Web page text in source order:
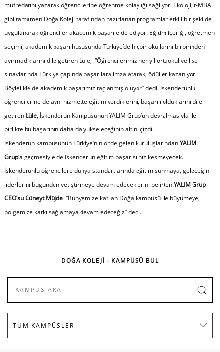
müfredatını yazarak öğrencilerine öğrenme kolaylığı sağlıyor. Ekoloji, t-MBA
gibi tamamen Doğa Koleji tarafından hazırlanan programlar etkili bir şekilde
uygulanarak öğrenciler akademik başarı elde ediyor. Eğitim içeriği, öğretmen
seçimi, akademik başarı hususunda Türkiye’de hiçbir okullarını birbirinden
ayırmadıklarını dile getiren Lüle, “Öğrencilerimiz her yıl ortaokul ve lise
sınavlarında Türkiye çapında başarılara imza atarak, ödüller kazanıyor.
Böylelikle de akademik başarımız taçlanmış oluyor” dedi. İskenderunlu
öğrencilerine de aynı hizmette eğitim verdiklerini, başarılı olduklarını dile
getiren Lüle, İskenderun Kampüsünün YALIM Grup’un devralmasıyla ile
birlikte bu başarının daha da yükseleceğinin altını çizdi.
İskenderun kampüsünün Türkiye’nin önde gelen kuruluşlarındanYALIM
Grup’a geçmesiyle de İskenderun eğitim başarısı hız kesmeyecek.
İskenderunlu öğrencilere dünya standartlarında eğitim sunmaya, geleceğin
liderlerini bugünden yetiştirmeye devam edeceklerini belirtenYALIM Grup
CEO’su Cüneyt Müjde“Bünyemize katılan Doğa kampüsü ile büyümeye,
bölgemize katkı sağlamaya devam edeceğiz” dedi.
DOĞA KOLEJİ - KAMPÜSÜ BUL